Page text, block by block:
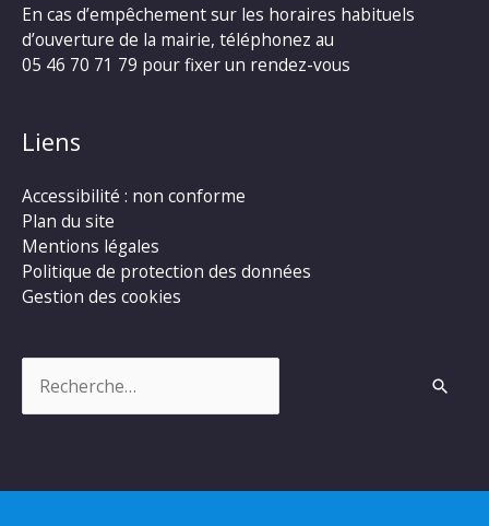
En cas d’empêchement sur les horaires habituels
d’ouverture de la mairie, téléphonez au
05 46 70 71 79 pour fixer un rendez-vous
Liens
Accessibilité : non conforme
Plan du site
Mentions légales
Politique de protection des données
Gestion des cookies